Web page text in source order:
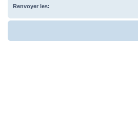
Renvoyer les: